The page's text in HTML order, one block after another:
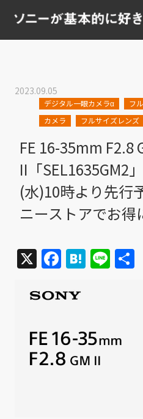
2023.09.05
デジタル一眼カメラα フ
カメラ
フルサイズレンズ
FE 16-35mm F2.8
II「SEL1635GM2
(水)10時より先行
ニーストアでお得
X Facebook
Hatena
Line